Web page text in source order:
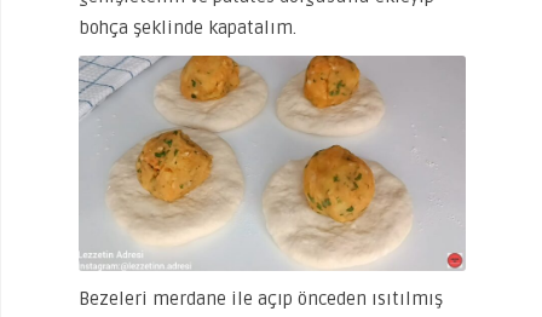
bohça şeklinde kapatalım.
Bezeleri merdane ile açıp önceden ısıtılmış